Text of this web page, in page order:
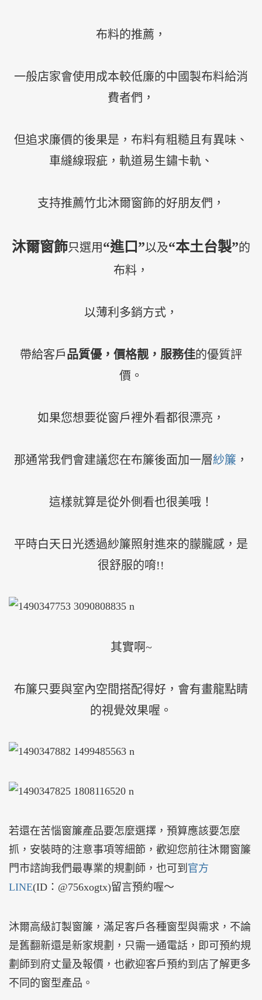
布料的推薦，
一般店家會使用成本較低廉的中國製布料給消
費者們，
但追求廉價的後果是，布料有粗糙且有異味、
車縫線瑕疵，軌道易生鏽卡軌、
支持推薦竹北沐爾窗飾的好朋友們，
沐爾窗飾只選用“進口”以及“本土台製”的
布料，
以薄利多銷方式，
帶給客戶品質優，價格靓，服務佳的優質評
價。
如果您想要從窗戶裡外看都很漂亮，
那通常我們會建議您在布簾後面加一層紗簾 ，
這樣就算是從外側看也很美哦！
平時白天日光透過紗簾照射進來的朦朧感，是
很舒服的唷!!
其實啊~
布簾只要與室內空間搭配得好，會有畫龍點睛
的視覺效果喔。
若還在苦惱窗簾產品要怎麼選擇，預算應該要怎麼
抓，安裝時的注意事項等細節，歡迎您前往沐爾窗簾
門市諮詢我們最專業的規劃師，也可到 官方
LINE(ID：@756xogtx)留言預約喔～
沐爾高級訂製窗簾，滿足客戶各種窗型與需求，不論
是舊翻新還是新家規劃，只需一通電話，即可預約規
劃師到府丈量及報價，也歡迎客戶預約到店了解更多
不同的窗型產品。